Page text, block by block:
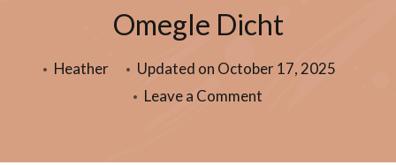
Omegle Dicht
Heather Updated on October 17, 2025
Leave a Comment